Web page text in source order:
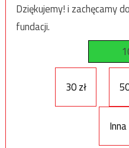
Dziękujemy! i zachęcamy
fundacji.
30 zł